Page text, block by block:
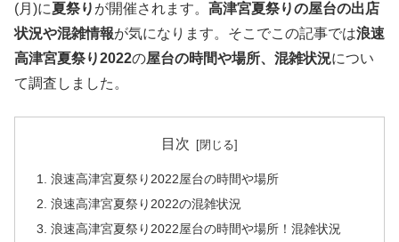
(月)に夏祭り が開催されます。 高津宮夏祭りの屋台の出店
状況や混雑情報が気になります。そこでこの記事では浪速
高津宮夏祭り2022の屋台の時間や場所、混雑状況につい
て調査しました。
目次
浪速高津宮夏祭り2022屋台の時間や場所
浪速高津宮夏祭り2022の混雑状況
浪速高津宮夏祭り2022屋台の時間や場所！混雑状況